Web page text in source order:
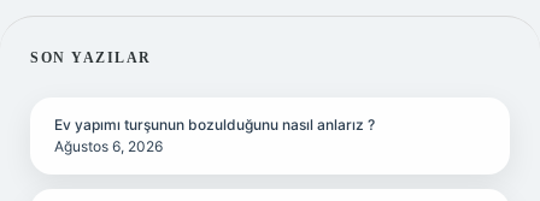
SIDEBAR
SON YAZILAR
Ev yapımı turşunun bozulduğunu nasıl anlarız ?
Ağustos 6, 2026